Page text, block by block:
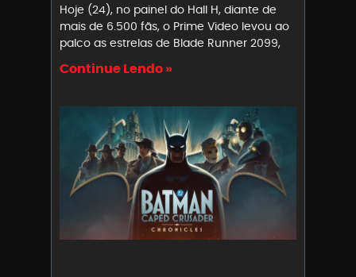
Hoje (24), no painel do Hall H, diante de
mais de 6.500 fãs, o Prime Video levou ao
palco as estrelas de Blade Runner 2099,
Continue Lendo »